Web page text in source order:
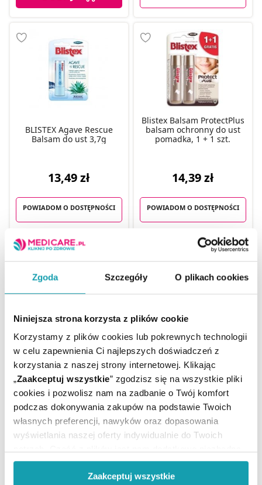
Zgoda Szczegóły O plikach cookies
Niniejsza strona korzysta z plików cookie
Korzystamy z plików cookies lub pokrewnych technologii
w celu zapewnienia Ci najlepszych doświadczeń z
korzystania z naszej strony internetowej. Klikając
„Zaakceptuj wszystkie” zgodzisz się na wszystkie pliki
cookies i pozwolisz nam na zadbanie o Twój komfort
podczas dokonywania zakupów na podstawie Twoich
własnych preferencji, nawyków oraz dopasowania
wyświetlania naszej oferty indywidualnie do Twoich
do prawidłowego działania Portalu oraz jego
funkcjonalności. W zależności od funkcji, dane o tym jak
Zaakceptuj wszystkie
BLISTEX Agave Rescue
Balsam do ust 3,7g
13,49 zł
POWIADOM O DOSTĘPNOŚCI
Blistex Balsam ProtectPlus
balsam ochronny do ust
pomadka, 1 + 1 szt.
14,39 zł
POWIADOM O DOSTĘPNOŚCI
Blistex Conditioning Lip
Serum, 8,5 g
17,19 zł
POWIADOM O DOSTĘPNOŚCI
Blistex Hemp & Shea
balsam do ust, 4,25 g
13,49 zł
POWIADOM O DOSTĘPNOŚCI
1 2